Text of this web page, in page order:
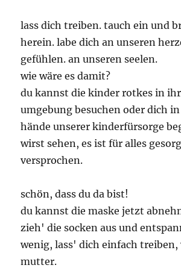
lass dich treiben. tauch ein und
herein. labe dich an unseren
gefühlen. an unseren seelen.
wie wäre es damit?
du kannst die kinder rotkes in
umgebung besuchen oder dich
hände unserer kinderfürsorge
wirst sehen, es ist für alles
versprochen.
schön, dass du da bist!
du kannst die maske jetzt
zieh' die socken aus und
wenig, lass' dich einfach treiben,
mutter.